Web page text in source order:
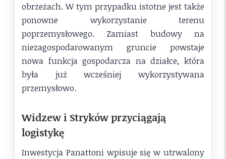
obrzeżach. W tym przypadku istotne jest także
ponowne wykorzystanie terenu
poprzemysłowego. Zamiast budowy na
niezagospodarowanym gruncie powstaje
nowa funkcja gospodarcza na działce, która
była już wcześniej wykorzystywana
przemysłowo.
Widzew i Stryków przyciągają
logistykę
Inwestycja Panattoni wpisuje się w utrwalony